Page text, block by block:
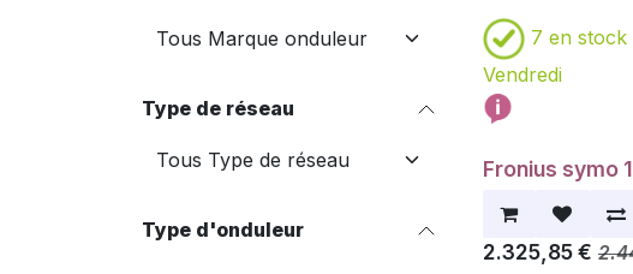
Type de réseau
Type d'onduleur
7 en stock
Vendredi
Fronius symo
2.325,85€